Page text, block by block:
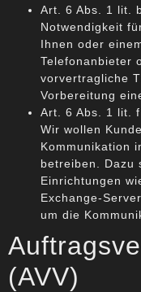
Art. 6 Abs. 1 lit.
Notwendigkeit
Ihnen oder
Telefonanbieter
vorvertragliche
Vorbereitung
Art. 6 Abs. 1 lit.
Wir wollen
Kommunikation
betreiben. Dazu
Einrichtungen
Exchange-
um die
(AVV)